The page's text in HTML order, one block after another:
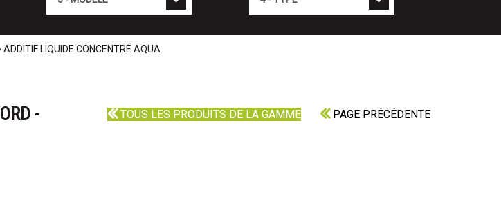
ADDITIF LIQUIDE CONCENTRÉ AQUA
TOUS LES PRODUITS DE LA GAMME PAGE PRÉCÉDENTE
-